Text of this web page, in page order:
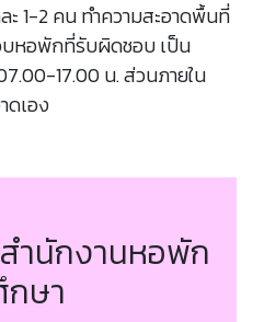
1-2 คน ทำความสะอาดพื้นที่
บหอพักที่รับผิดชอบ เป็น
17.00 น. ส่วนภายใน
ดเอง
ำนักงานหอพัก
ษา